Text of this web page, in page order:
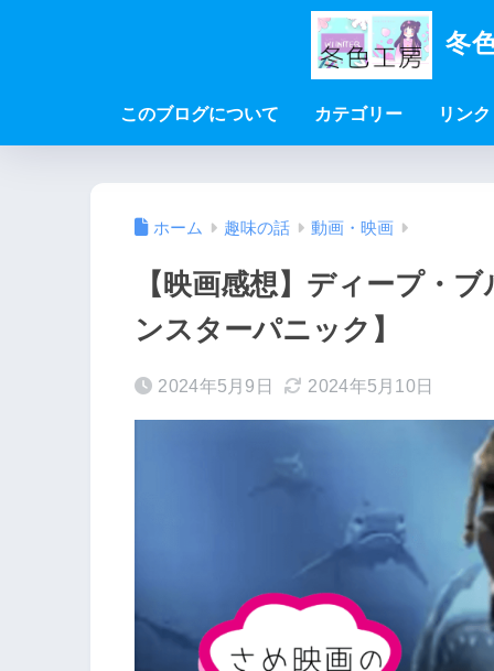
冬
このブログについて カテゴリー リンク
ホーム 趣味の話 動画・映画
【映画感想】ディープ・
ンスターパニック】
2024年5月9日 2024年5月10日